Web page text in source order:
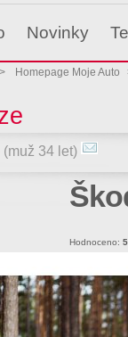
Novinky
> Homepage Moje Auto
(muž 34 let)
Hodnoceno: